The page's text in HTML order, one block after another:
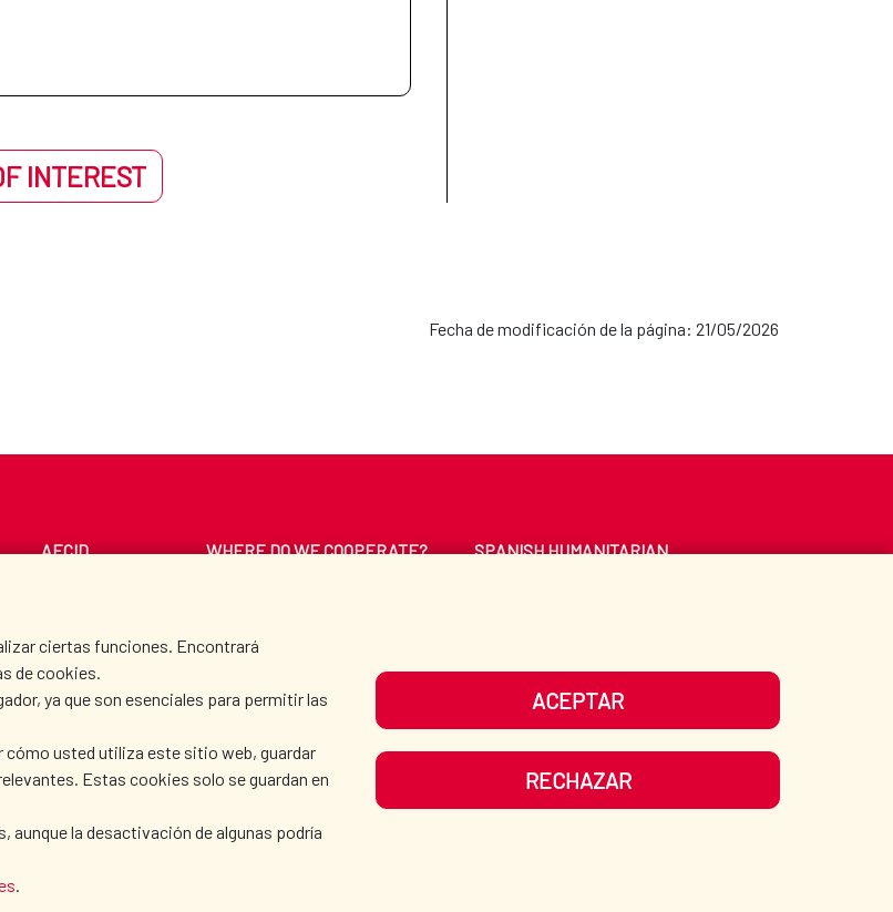
INTEREST
Fecha de modificación de la página: 21/05/2026
ciertas funciones. Encontrará
de cookies.
ya que son esenciales para permitir las
cómo usted utiliza este sitio web, guardar
Estas cookies solo se guardan en
la desactivación de algunas podría
.
ACEPTAR
RECHAZAR
AECID WHERE DO WE COOPERATE?
SPANISH HUMANITARIAN
PRESS ROOM CULTURE AND SCIENCE
OUR SOCIAL MEDIA
|